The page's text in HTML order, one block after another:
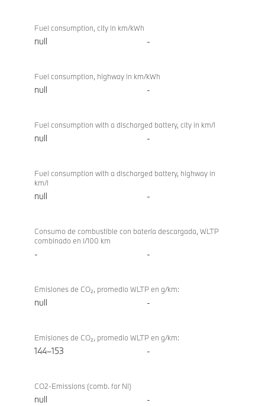
Fuel consumption, city in km/kWh
null -
Fuel consumption, highway in km/kWh
null -
Fuel consumption with a discharged battery, city in km/l
null -
Fuel consumption with a discharged battery, highway in
km/l
null -
Consumo de combustible con batería descargada, WLTP
combinado en l/100 km
- -
Emisiones de CO₂, promedio WLTP en g/km:
null -
Emisiones de CO₂, promedio WLTP en g/km:
144–153 -
CO2-Emissions (comb. for NI)
null -